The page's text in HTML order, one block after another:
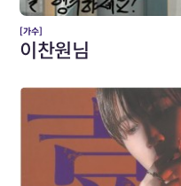
[가수]
이찬원님